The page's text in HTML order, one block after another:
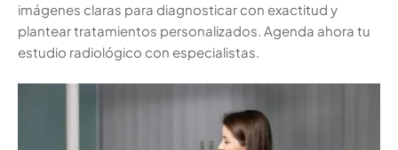
imágenes claras para diagnosticar con exactitud y
plantear tratamientos personalizados. Agenda ahora tu
estudio radiológico con especialistas.